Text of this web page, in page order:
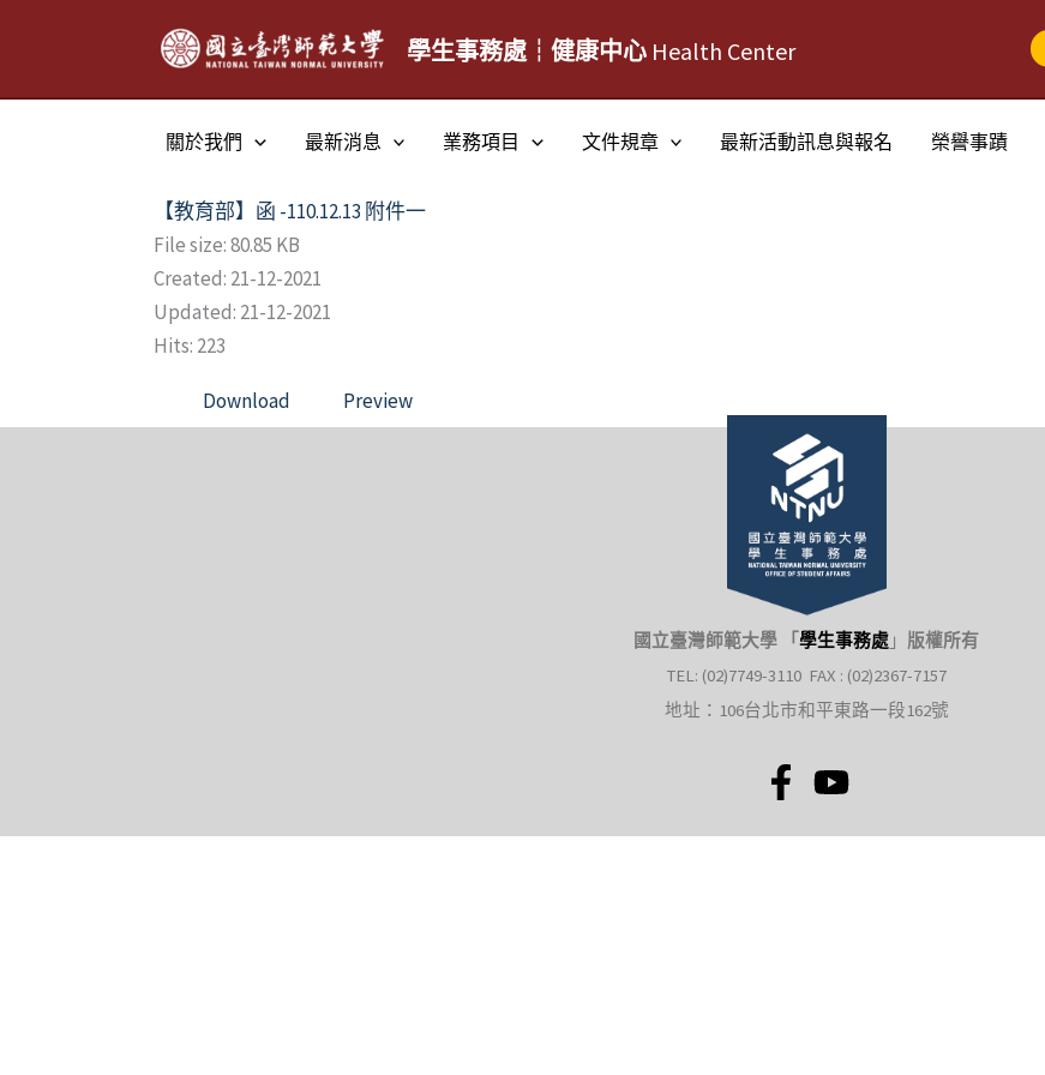
學生事務處┆健康中心 Health Center
關於我們 最新消息 業務項目 文件規章 最新活動訊息與報名 榮譽事蹟
【教育部】函 -110.12.13 附件一
File size: 80.85 KB
Created: 21-12-2021
Updated: 21-12-2021
Hits: 223
Download Preview
國立臺灣師範大學 「 學生事務處 」 版權所有
TEL: (02)7749-3110 FAX : (02)2367-7157
地址：106台北市和平東路一段162號